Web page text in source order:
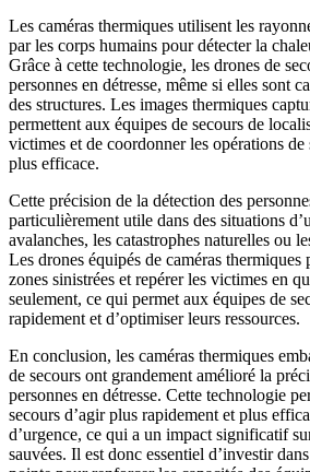
Les caméras thermiques utilisent les
par les corps humains pour détecter la
Grâce à cette technologie, les drones de
personnes en détresse, même si elles sont
des structures. Les images thermiques
permettent aux équipes de secours de
victimes et de coordonner les opérations de
plus efficace.
Cette précision de la détection des
particulièrement utile dans des situations
avalanches, les catastrophes naturelles ou
Les drones équipés de caméras thermiques
zones sinistrées et repérer les victimes en
seulement, ce qui permet aux équipes de
rapidement et d’optimiser leurs ressources.
En conclusion, les caméras thermiques
de secours ont grandement amélioré la
personnes en détresse. Cette technologie
secours d’agir plus rapidement et plus
d’urgence, ce qui a un impact significatif
sauvées. Il est donc essentiel d’investir